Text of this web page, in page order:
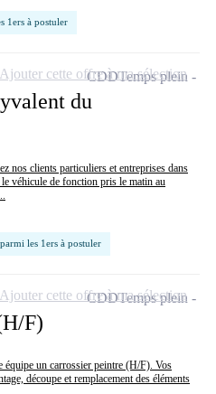
1ers à postuler
du
nos clients particuliers et entreprises dans
véhicule de fonction pris le matin au
les 1ers à postuler
CDDTemps plein
Ajouter cette offre à ma sélection
F)
équipe un carrossier peintre (H/F). Vos
découpe et remplacement des éléments
CDDTemps plein
Ajouter cette offre à ma sélection